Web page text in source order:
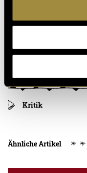
Kritik
Ähnliche Artikel